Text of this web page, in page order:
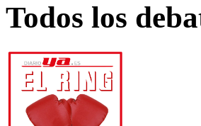
Todos los